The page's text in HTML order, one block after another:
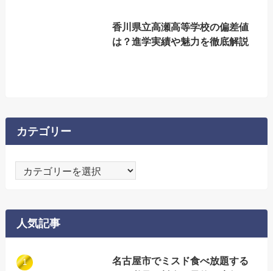
香川県立高瀬高等学校の偏差値
は？進学実績や魅力を徹底解説
カテゴリー
ー
人気記事
名古屋市でミスド食べ放題する